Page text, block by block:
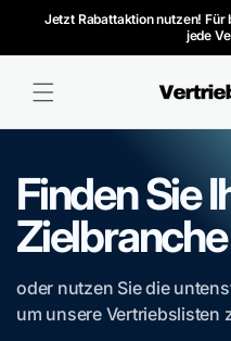
zum
Jetzt Rabattaktion nutzen!
jede
Finden Sie
Zielbranche
oder nutzen Sie die
um unsere Vertriebslisten